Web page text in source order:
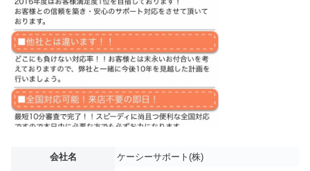
会社名
ケーシーサポート(株)